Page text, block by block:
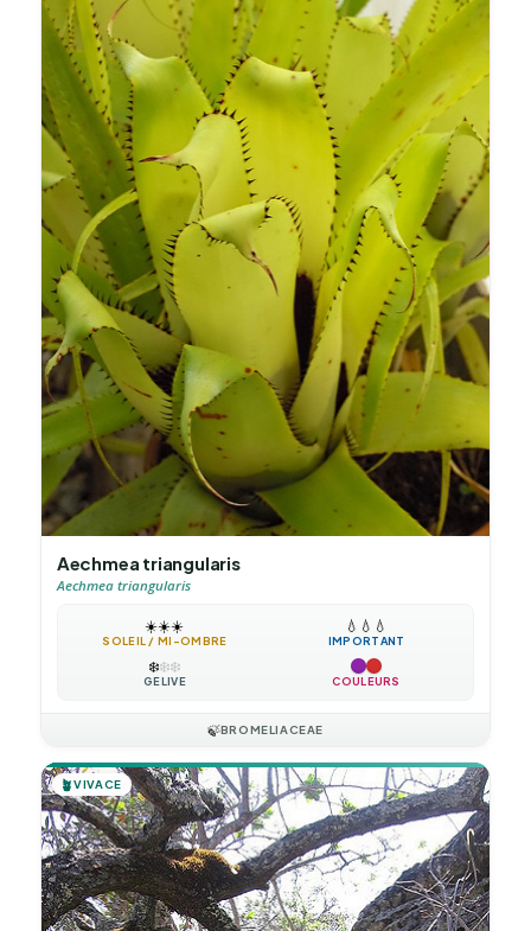
Aechmea triangularis
Aechmea triangularis
☀️☀️☀️
SOLEIL / MI-OMBRE
💧 💧 💧
IMPORTANT
❄️❄️❄️
GÉLIVE COULEURS
🍃BROMELIACEAE
🪴VIVACE